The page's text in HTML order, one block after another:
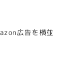
広告を横並